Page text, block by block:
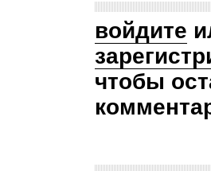
войдите
чтобы